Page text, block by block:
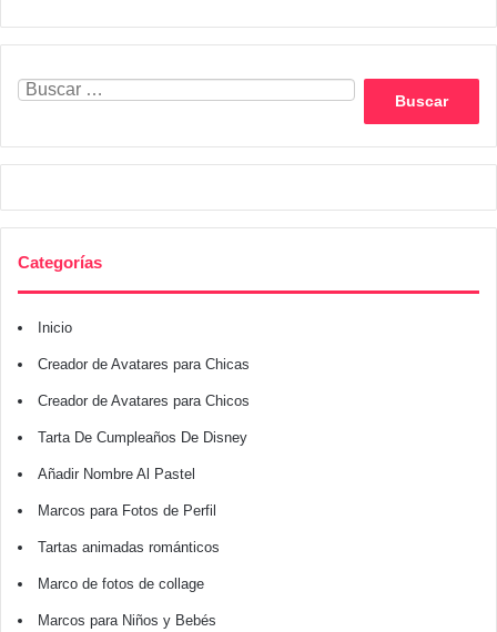
Categorías
Inicio
Creador de Avatares para Chicas
Creador de Avatares para Chicos
Tarta De Cumpleaños De Disney
Añadir Nombre Al Pastel
Marcos para Fotos de Perfil
Tartas animadas románticos
Marco de fotos de collage
Marcos para Niños y Bebés